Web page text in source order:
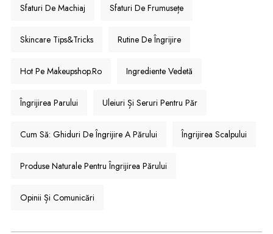
Sfaturi De Machiaj Sfaturi De Frumusețe
Skincare Tips&Tricks Rutine De Îngrijire
Hot Pe Makeupshop.ro Ingrediente Vedetă
Îngrijirea Parului Uleiuri Și Seruri Pentru Păr
Cum Să: Ghiduri De Îngrijire A Părului Îngrijirea Scalpului
Produse Naturale Pentru Îngrijirea Părului
Opinii Și Comunicări